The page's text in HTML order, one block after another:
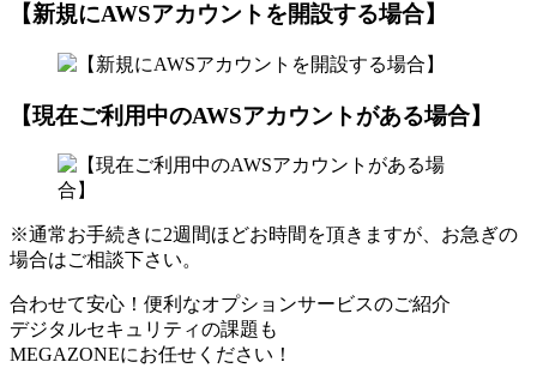
【新規にAWSアカウントを開設する場合】
【現在ご利用中のAWSアカウントがある場合】
※通常お手続きに2週間ほどお時間を頂きますが、お急ぎの
場合はご相談下さい。
合わせて安心！便利なオプションサービスのご紹介
デジタルセキュリティの課題も
MEGAZONEにお任せください！